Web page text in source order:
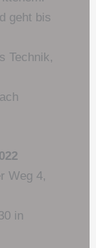
geht bis
Technik,
Weg 4,
in